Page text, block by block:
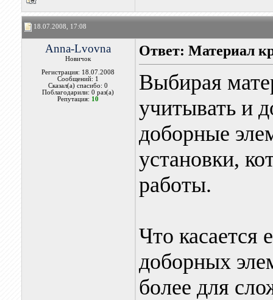
18.07.2008, 17:08
Anna-Lvovna
Новичок
Регистрация: 18.07.2008
Сообщений: 1
Сказал(а) спасибо: 0
Поблагодарили: 0 раз(а)
Репутация: 10
Ответ: Материал
Выбирая
учитывать и
доборные
установки,
работы.
Что касается
доборных
более для